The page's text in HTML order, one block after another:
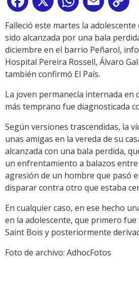
Facebook
X WhatsApp
Email
Falleció este martes la
sido alcanzada por una bala
diciembre en el barrio Peñarol,
Hospital Pereira Rossell, Álvaro
también confirmó El País.
La joven permanecía internada en
más temprano fue diagnosticada
Según versiones trascendidas, la
unas amigas en la vereda de su
alcanzada con una bala perdida,
un enfrentamiento a balazos
agresión de un hombre que pasó
disparar contra otro que estaba
En cualquier caso, en ese hecho
en la adolescente, que primero
Saint Bois y posteriormente
Foto de archivo: AdhocFotos